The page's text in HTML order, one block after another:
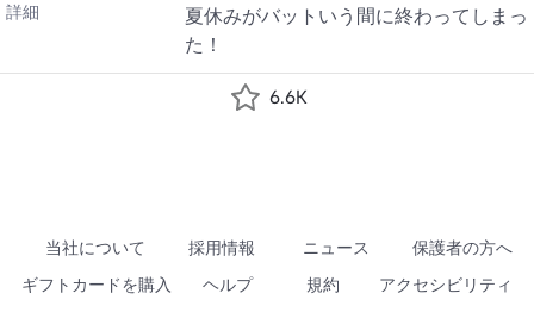
詳細
夏休みがバットいう間に終わってしまっ
た！
6.6K
当社について 採用情報 ニュース
保護者の方へ
ギフトカードを購入
ヘルプ 規約 アクセシビリティ